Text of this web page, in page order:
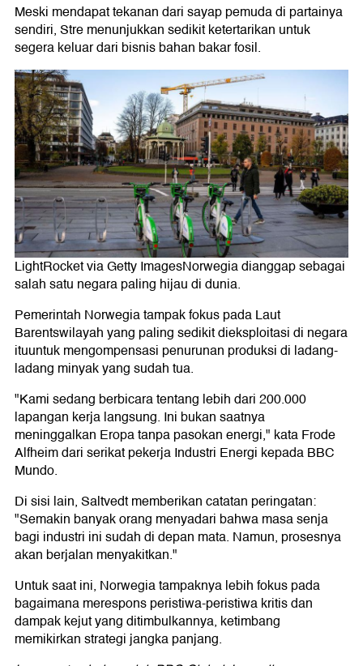
Meski mendapat tekanan dari sayap pemuda di partainya
sendiri, Stre menunjukkan sedikit ketertarikan untuk
segera keluar dari bisnis bahan bakar fosil.
LightRocket via Getty ImagesNorwegia dianggap sebagai
salah satu negara paling hijau di dunia.
Pemerintah Norwegia tampak fokus pada Laut
Barentswilayah yang paling sedikit dieksploitasi di negara
ituuntuk mengompensasi penurunan produksi di ladang-
ladang minyak yang sudah tua.
"Kami sedang berbicara tentang lebih dari 200.000
lapangan kerja langsung. Ini bukan saatnya
meninggalkan Eropa tanpa pasokan energi," kata Frode
Alfheim dari serikat pekerja Industri Energi kepada BBC
Mundo.
Di sisi lain, Saltvedt memberikan catatan peringatan:
"Semakin banyak orang menyadari bahwa masa senja
bagi industri ini sudah di depan mata. Namun, prosesnya
akan berjalan menyakitkan."
Untuk saat ini, Norwegia tampaknya lebih fokus pada
bagaimana merespons peristiwa-peristiwa kritis dan
dampak kejut yang ditimbulkannya, ketimbang
memikirkan strategi jangka panjang.